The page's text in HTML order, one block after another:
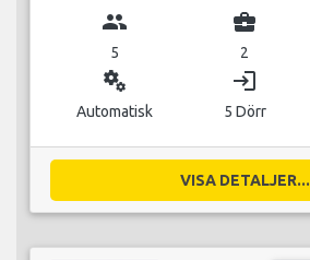
group
5
business_center
2
miscellaneous_services
Automatisk
login
5 Dörr
VISA DETALJER...